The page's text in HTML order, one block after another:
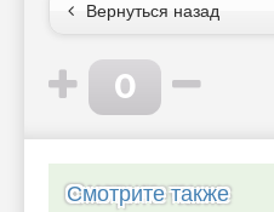
Вернуться назад
0
Смотрите также